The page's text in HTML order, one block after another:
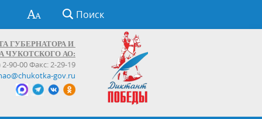
Поиск
ГУБЕРНАТОРА И
ЧУКОТСКОГО АО:
2-90-00 Факс: 2-29-19
gov.ru